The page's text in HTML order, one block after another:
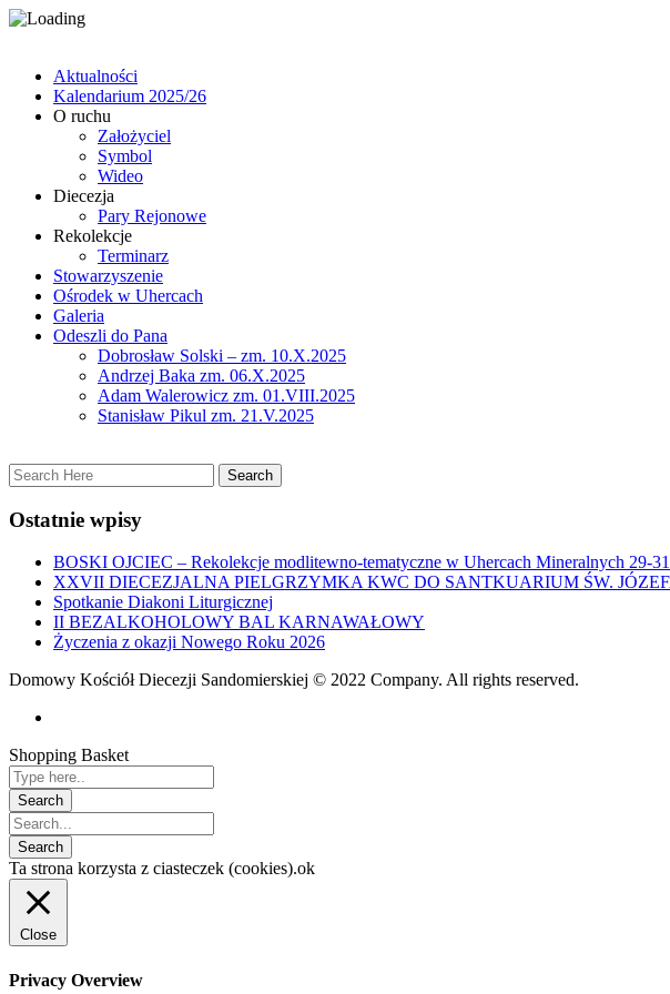
Aktualności
Kalendarium 2025/26
O ruchu
Założyciel
Symbol
Wideo
Diecezja
Pary Rejonowe
Rekolekcje
Terminarz
Stowarzyszenie
Ośrodek w Uhercach
Galeria
Odeszli do Pana
Dobrosław Solski – zm. 10.X.2025
Andrzej Baka zm. 06.X.2025
Adam Walerowicz zm. 01.VIII.2025
Stanisław Pikul zm. 21.V.2025
Ostatnie wpisy
BOSKI OJCIEC – Rekolekcje modlitewno-tematyczne w Uhercach Mineralnych 29-
XXVII DIECEZJALNA PIELGRZYMKA KWC DO SANTKUARIUM ŚW.
Spotkanie Diakoni Liturgicznej
II BEZALKOHOLOWY BAL KARNAWAŁOWY
Życzenia z okazji Nowego Roku 2026
Domowy Kościół Diecezji Sandomierskiej © 2022 Company. All rights reserved.
Shopping Basket
Ta strona korzysta z ciasteczek (cookies).ok
Close
Privacy Overview